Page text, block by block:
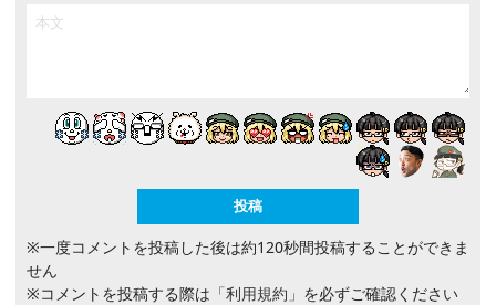
※一度コメントを投稿した後は約120秒間投稿することができま
せん
※コメントを投稿する際は 「利用規約」 を必ずご確認ください